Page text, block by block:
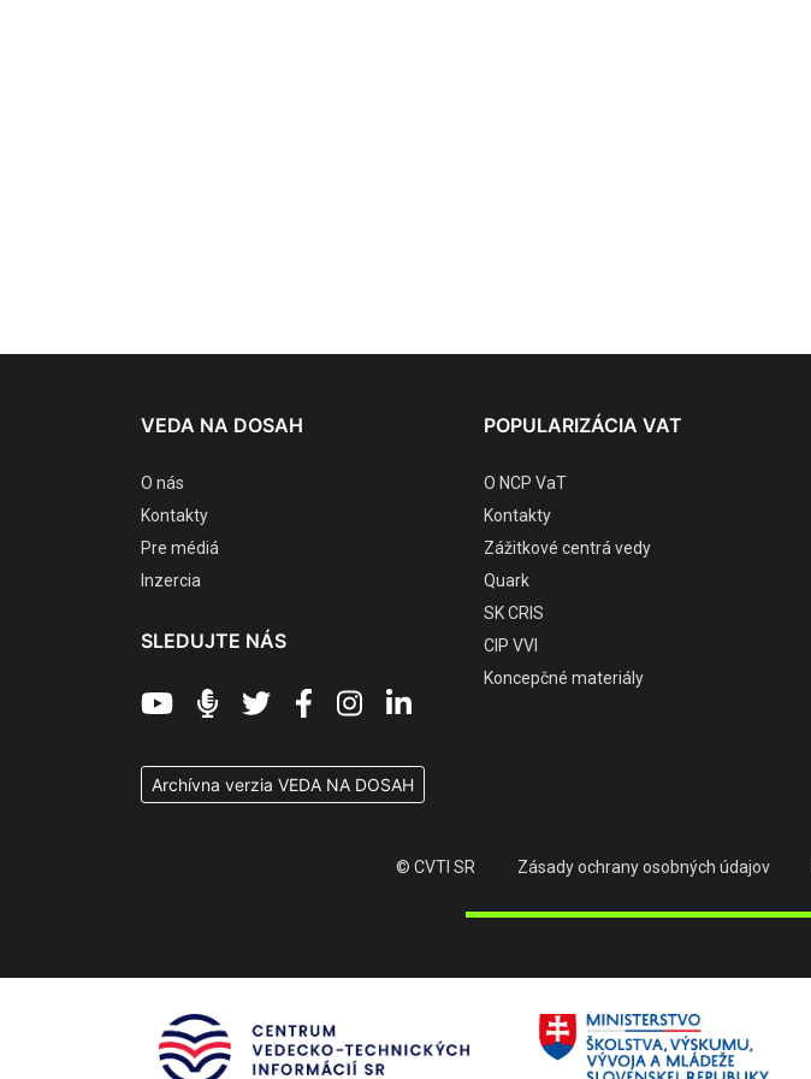
VEDA NA DOSAH
O nás
Kontakty
Pre médiá
Inzercia
SLEDUJTE NÁS
Archívna verzia VEDA NA DOSAH
POPULARIZÁCIA VAT
O NCP VaT
Kontakty
Zážitkové centrá vedy
Quark
SK CRIS
CIP VVI
Koncepčné materiály
© CVTI SR Zásady ochrany osobných údajov